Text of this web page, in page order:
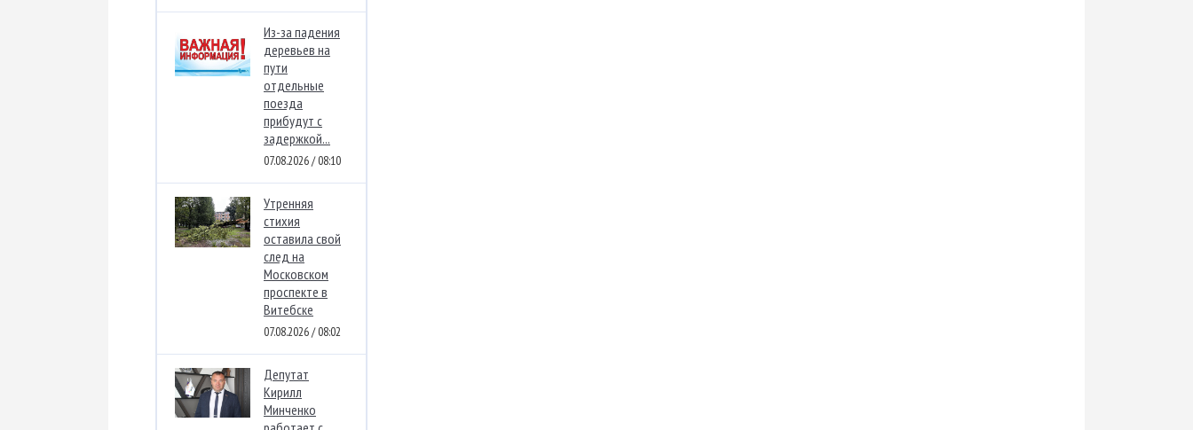
Из-за падения
деревьев на
пути
отдельные
поезда
прибудут с
задержкой...
07.08.2026 / 08:10
Утренняя
стихия
оставила свой
след на
Московском
проспекте в
Витебске
07.08.2026 / 08:02
Депутат
Кирилл
Минченко